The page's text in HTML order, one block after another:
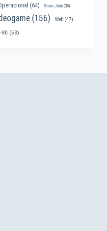
(64) Steve Jobs(35)
(156) Web(47)
80 (58)